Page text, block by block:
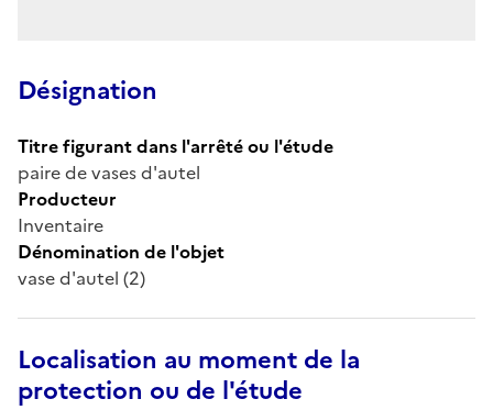
Désignation
Titre figurant dans l'arrêté ou l'étude
paire de vases d'autel
Producteur
Inventaire
Dénomination de l'objet
vase d'autel (2)
Localisation au moment de la
protection ou de l'étude